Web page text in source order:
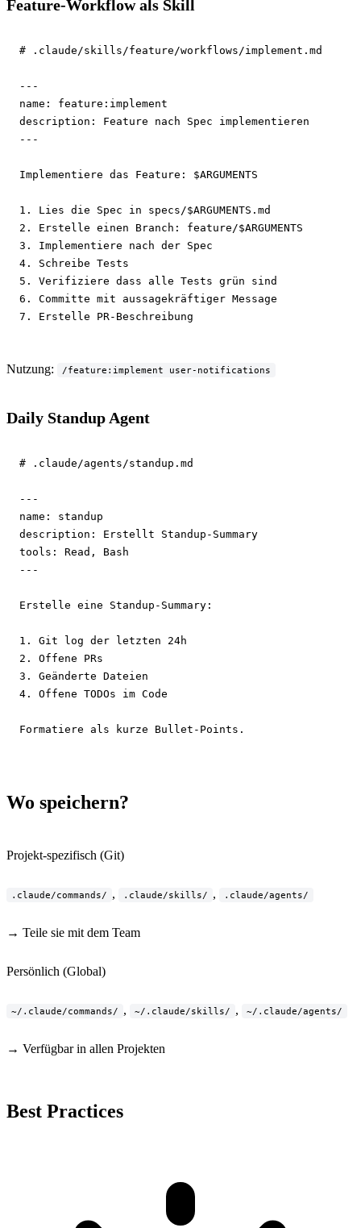
Feature-Workflow als Skill
# .claude/skills/feature/workflows/implement.md
---
name:
description:
---
Implementiere das Feature: $ARGUMENTS
1. Lies die Spec in specs/$ARGUMENTS.md
2. Erstelle einen Branch: feature/$ARGUMENTS
3. Implementiere nach der Spec
4. Schreibe Tests
5. Verifiziere dass alle Tests grün sind
6. Committe mit aussagekräftiger Message
7. Erstelle PR-Beschreibung
Nutzung: /feature:implement user-notifications
Daily Standup Agent
# .claude/agents/standup.md
---
name:
description:
tools:
---
Erstelle eine Standup-Summary:
1. Git log der letzten 24h
2. Offene PRs
3. Geänderte Dateien
4. Offene TODOs im Code
Formatiere als kurze Bullet-Points.
Wo speichern?
Projekt-spezifisch (Git)
.claude/commands/ , .claude/skills/ , .claude/agents/
→ Teile sie mit dem Team
Persönlich (Global)
~/.claude/commands/ , ~/.claude/skills/ , ~/.claude/agents/
→ Verfügbar in allen Projekten
Best Practices